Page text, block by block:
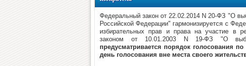
Федеральный закон от 22.02.2014 N 20-ФЗ "О
Российской Федерации" гармонизируется с
избирательных прав и права на участие в
законом от 10.01.2003 N 19-ФЗ "О
предусматривается порядок голосования
день голосования вне места своего